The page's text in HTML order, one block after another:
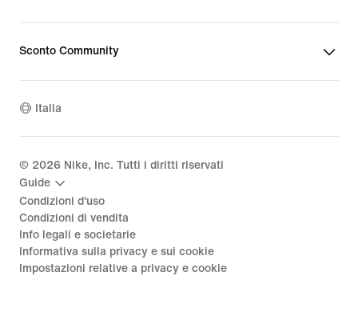
Sconto Community
Italia
© 2026 Nike, Inc. Tutti i diritti riservati
Guide
Condizioni d'uso
Condizioni di vendita
Info legali e societarie
Informativa sulla privacy e sui cookie
Impostazioni relative a privacy e cookie